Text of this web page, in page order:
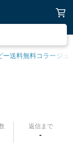
ー送料無料コラージュ
返信まで
-